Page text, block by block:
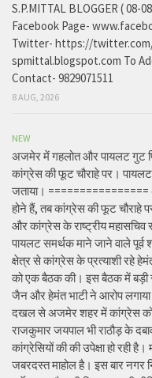
S.P.MITTAL BLOGGER (
Facebook Page-
Twitter- https://
spmittal.blogspot.com To
Contact- 9829071511
8 AUG, 2026
NEW
अजमेर में गहलोत और पायलट गुट
कांग्रेस की फूट चौराहे पर।
जताया।
होने हैं, तब कांग्रेस की फूट चौराहे
और कांग्रेस के राष्ट्रीय
पायलट समर्थक माने जाने वाले पूर्व
क्षेत्र से कांग्रेस के प्रत्याशी रहे
को एक बैठक की। इस बैठक में बड़ी
जैन और हेमंत भाटी ने आरोप लगाया
दखल से अजमेर शहर में कांग्रेस को
राजकुमार जयपाल भी राठौड़ के
कांग्रेसियों की की उपेक्षा हो
जबरदस्त माहोल है। इस बार